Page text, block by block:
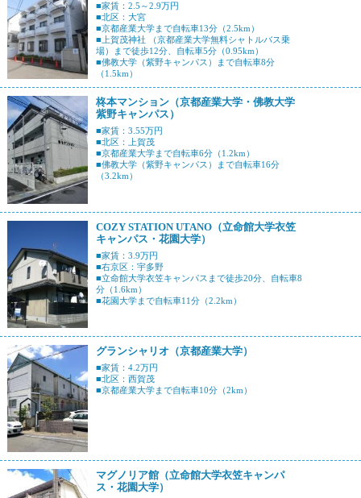
■家賃：2.5～2.9万円
■北区：大宮
■京都産業大学まで自転車13分（2.5km）
■上賀茂神社 （京都産業大学無料シャトルバス乗
場）まで徒歩12分、自転車5分（0.95km）
■佛教大学（紫野キャンパス）まで自転車8分
（1.5km）
柊本マンション（京都産業大学・佛教大学
紫野キャンパス）
■家賃：3.55万円
■北区：上賀茂
■京都産業大学まで自転車6分（1.2km）
■佛教大学（紫野キャンパス）まで自転車16分
（3.2km）
COZY STATION UTANO（立命館大学衣笠
キャンパス・花園大学）
■家賃：3.9万円
■右京区：宇多野
■立命館大学衣笠キャンパスまで徒歩20分、自転車8
分（1.6km）
■花園大学まで自転車11分（2.2km）
グランシャリオ（京都産業大学）
■家賃：4.2万円
■北区：西賀茂
■京都産業大学まで自転車10分（2km）
マグノリア館（立命館大学衣笠キャンパ
ス・花園大学）